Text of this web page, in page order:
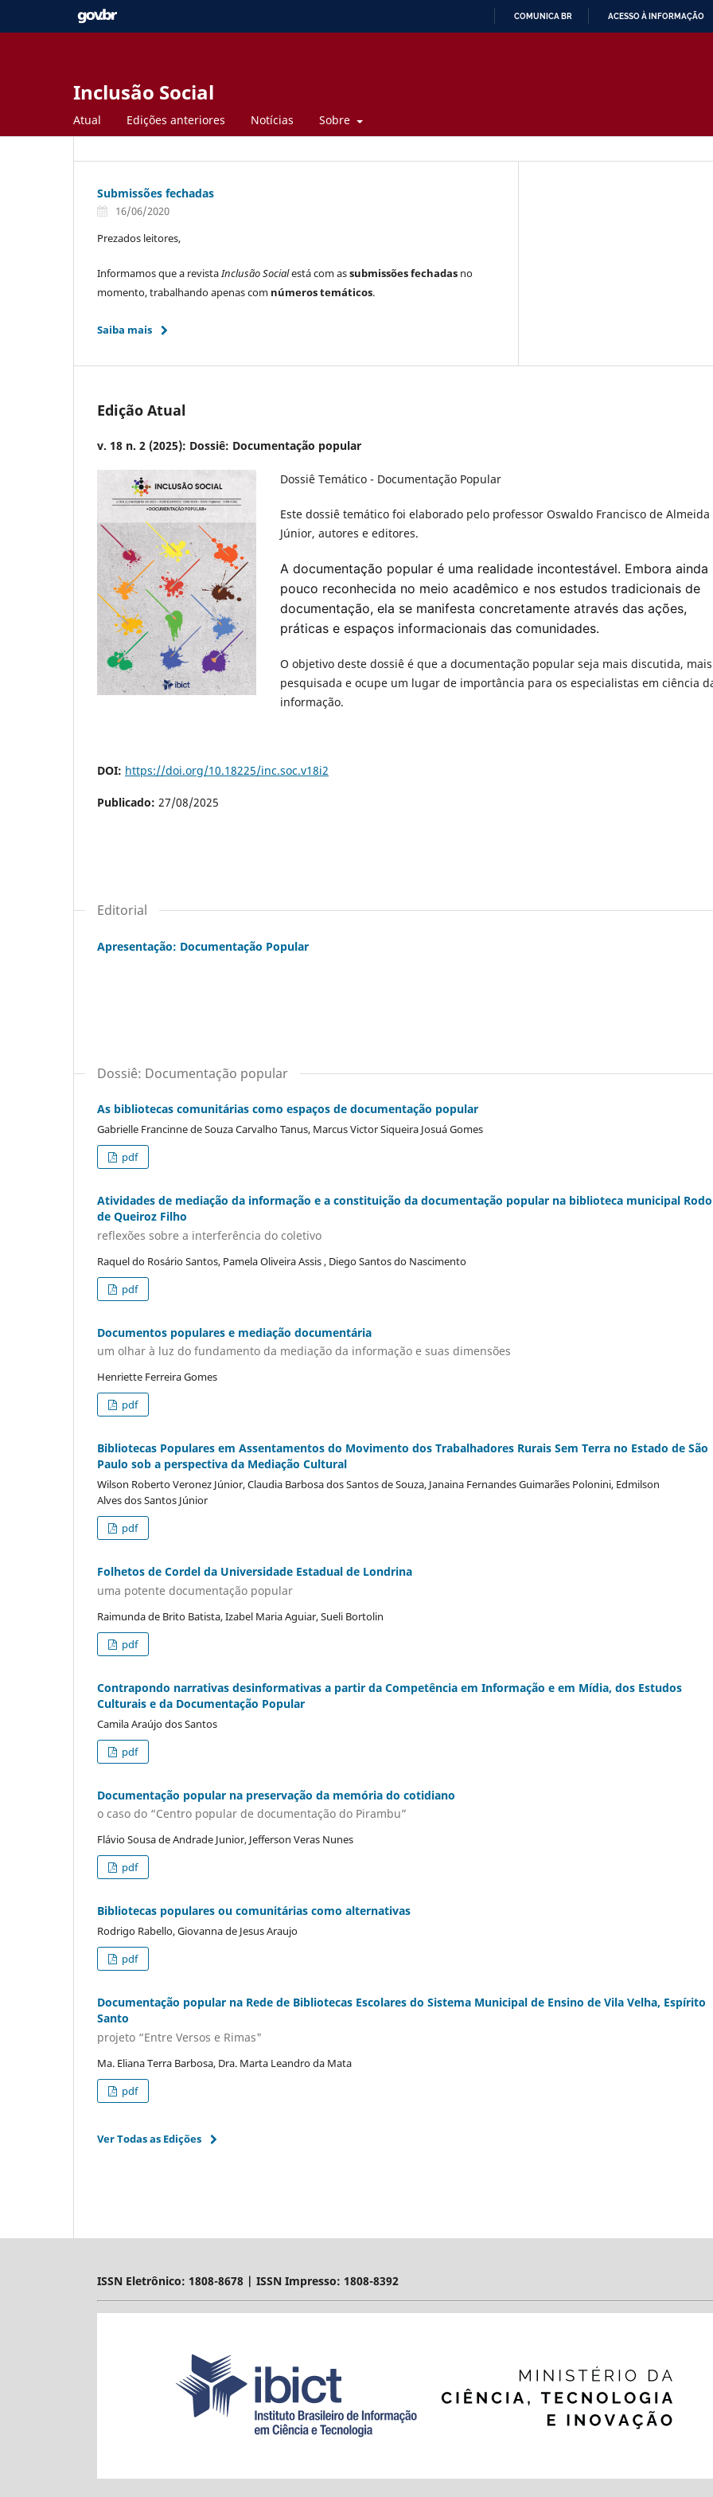
COMUNICA BR ACESSO À INFORMAÇÃO
Inclusão Social
Atual Edições anteriores Notícias Sobre
Submissões fechadas
16/06/2020
Prezados leitores,
Informamos que a revistaInclusão Socialestá com assubmissões fechadas no
momento, trabalhando apenas com números temáticos.
Saiba mais
Edição Atual
v. 18 n. 2 (2025): Dossiê: Documentação popular
Dossiê Temático - Documentação Popular
Este dossiê temático foi elaborado pelo professor Oswaldo Francisco de Almeida
Júnior, autores e editores.
A documentação popular é uma realidade incontestável. Embora ainda
pouco reconhecida no meio acadêmico e nos estudos tradicionais de
documentação, ela se manifesta concretamente através das ações,
práticas e espaços informacionais das comunidades.
O objetivo deste dossiê é que a documentação popular seja mais discutida, mais
pesquisada e ocupe um lugar de importância para os especialistas em ciência
informação.
DOI: https://doi.org/10.18225/inc.soc.v18i2
Publicado: 27/08/2025
Editorial
Apresentação: Documentação Popular
Dossiê: Documentação popular
As bibliotecas comunitárias como espaços de documentação popular
Gabrielle Francinne de Souza Carvalho Tanus, Marcus Victor Siqueira Josuá Gomes
pdf
Atividades de mediação da informação e a constituição da documentação popular na biblioteca municipal
de Queiroz Filho
reflexões sobre a interferência do coletivo
Raquel do Rosário Santos, Pamela Oliveira Assis , Diego Santos do Nascimento
pdf
Documentos populares e mediação documentária
um olhar à luz do fundamento da mediação da informação e suas dimensões
Henriette Ferreira Gomes
pdf
Bibliotecas Populares em Assentamentos do Movimento dos Trabalhadores Rurais Sem Terra no Estado de São
Paulo sob a perspectiva da Mediação Cultural
Wilson Roberto Veronez Júnior, Claudia Barbosa dos Santos de Souza, Janaina Fernandes Guimarães Polonini, Edmilson
Alves dos Santos Júnior
pdf
Folhetos de Cordel da Universidade Estadual de Londrina
uma potente documentação popular
Raimunda de Brito Batista, Izabel Maria Aguiar, Sueli Bortolin
pdf
Contrapondo narrativas desinformativas a partir da Competência em Informação e em Mídia, dos Estudos
Culturais e da Documentação Popular
Camila Araújo dos Santos
pdf
Documentação popular na preservação da memória do cotidiano
o caso do “Centro popular de documentação do Pirambu”
Flávio Sousa de Andrade Junior, Jefferson Veras Nunes
pdf
Bibliotecas populares ou comunitárias como alternativas
Rodrigo Rabello, Giovanna de Jesus Araujo
pdf
Documentação popular na Rede de Bibliotecas Escolares do Sistema Municipal de Ensino de Vila Velha, Espírito
Santo
projeto “Entre Versos e Rimas"
Ma. Eliana Terra Barbosa, Dra. Marta Leandro da Mata
pdf
Ver Todas as Edições
ISSN Eletrônico: 1808-8678 | ISSN Impresso: 1808-8392